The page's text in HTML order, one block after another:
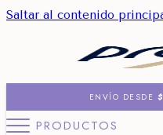
Saltar al contenido
ENVÍO DESDE
PRODUCTOS